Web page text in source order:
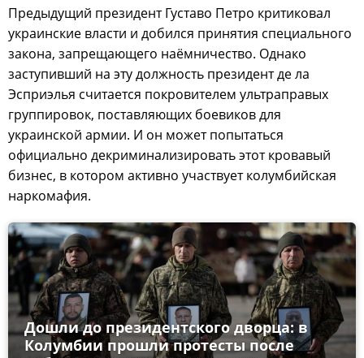
Предыдущий президент Густаво Петро критиковал
украинские власти и добился принятия специального
закона, запрещающего наёмничество. Однако
заступивший на эту должность президент де ла
Эсприэлья считается покровителем ультраправых
группировок, поставляющих боевиков для
украинской армии. И он может попытаться
официально декриминализировать этот кровавый
бизнес, в котором активно участвует колумбийская
наркомафия.
Дошли до президентского дворца: в
Колумбии прошли протесты после